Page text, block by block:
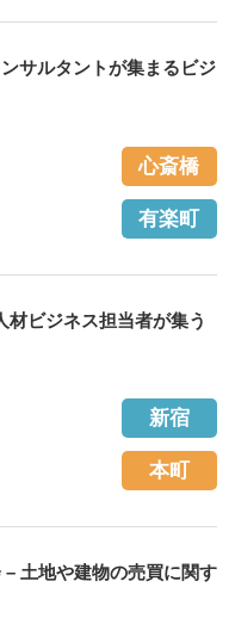
サルタントが集まるビジ
心斎橋
有楽町
材ビジネス担当者が集う
新宿
本町
土地や建物の売買に関す